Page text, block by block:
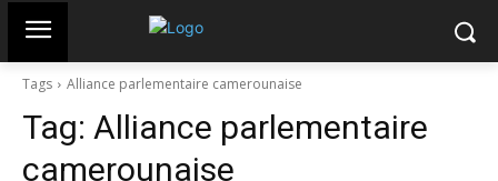
Tags Alliance parlementaire camerounaise
Tag: Alliance parlementaire
camerounaise